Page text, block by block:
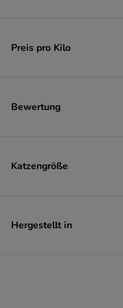
Wiejska Zagroda
Yarrah Bio
% Sparpakete Nassfutter
Preis pro Kilo
Bewertung
Katzengröße
Hergestellt in